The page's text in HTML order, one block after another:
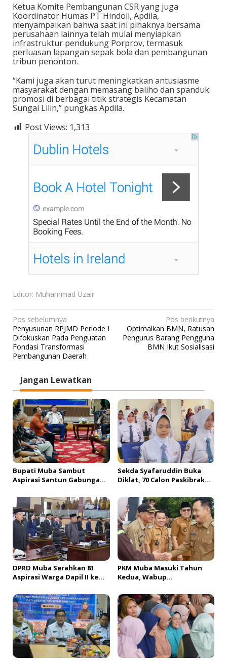
Ketua Komite Pembangunan CSR yang juga
Koordinator Humas PT Hindoli, Apdila,
menyampaikan bahwa saat ini pihaknya bersama
perusahaan lainnya telah mulai menyiapkan
infrastruktur pendukung Porprov, termasuk
perluasan lapangan sepak bola dan pembangunan
tribun penonton.
“Kami juga akan turut meningkatkan antusiasme
masyarakat dengan memasang baliho dan spanduk
promosi di berbagai titik strategis Kecamatan
Sungai Lilin,” pungkas Apdila.
Post Views: 1,313
Editor: Muhammad Uzair
N
a
v
i
a
s
i
p
o
s
Pos sebelumnya
Penyusunan RPJMD Periode I
Difokuskan Pada Penguatan
Fondasi Transformasi
Pembangunan Daerah
Pos berikutnya
Optimalkan BMN, Ratusan
Pengurus Barang Pengguna
BMN Ikut Sosialisasi
Jangan Lewatkan
Bupati Muba Sambut
Aspirasi Santun Gabungan
Muba Bersatu
Sekda Syafaruddin Buka
Diklat, 70 Calon Paskibraka
di Muba
DPRD Muba Serahkan 81
Aspirasi Warga Dapil II ke
Himpun Usulan Terbanyak
PKM Muba Masuki Tahun
Kedua, Wabup
Usaha bagi 2.300 Pelaku
UMKM